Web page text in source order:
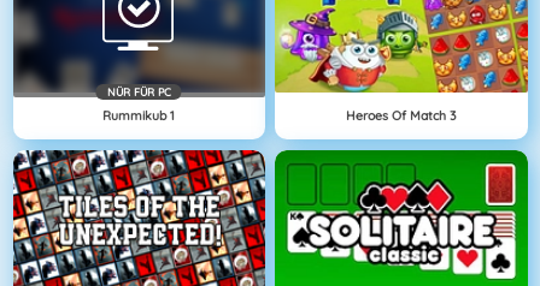
NÜR FÜR PC
Rummikub 1 Heroes Of Match 3